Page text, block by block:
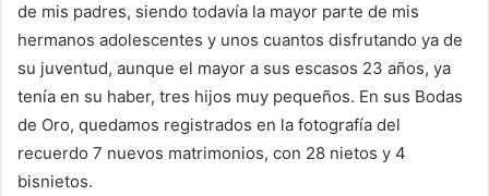
de mis padres, siendo todavía la mayor parte de mis
hermanos adolescentes y unos cuantos disfrutando ya de
su juventud, aunque el mayor a sus escasos 23 años, ya
tenía en su haber, tres hijos muy pequeños. En sus Bodas
de Oro, quedamos registrados en la fotografía del
recuerdo 7 nuevos matrimonios, con 28 nietos y 4
bisnietos.